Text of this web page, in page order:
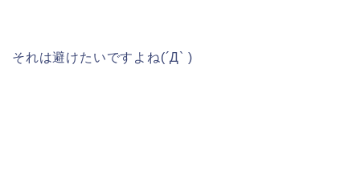
それは避けたいですよね(´Д` )